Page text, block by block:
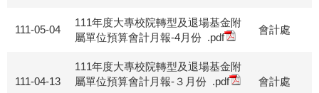
111-05-04
111年度大專校院轉型及退場基金附
屬單位預算會計月報-4月份 .pdf
會計處
111-04-13
111年度大專校院轉型及退場基金附
屬單位預算會計月報-３月份 .pdf 會計處